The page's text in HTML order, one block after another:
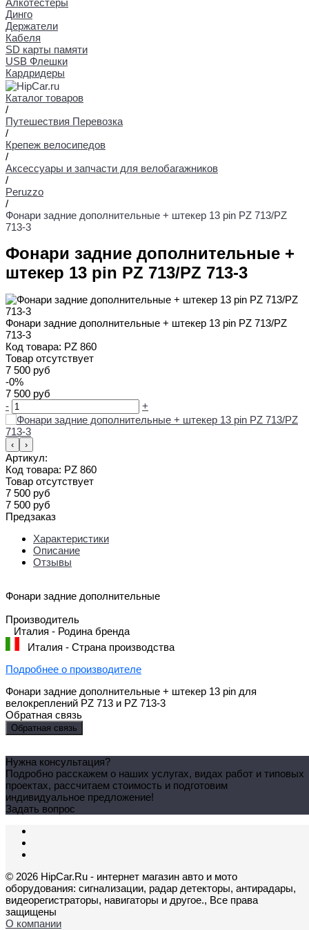
Алкотестеры
Динго
Держатели
Кабеля
SD карты памяти
USB Флешки
Кардридеры
Каталог товаров
/
Путешествия Перевозка
/
Крепеж велосипедов
/
Аксессуары и запчасти для велобагажников
/
Peruzzo
/
Фонари задние дополнительные + штекер 13 pin PZ 713/PZ
713-3
Фонари задние дополнительные +
штекер 13 pin PZ 713/PZ 713-3
Фонари задние дополнительные + штекер 13 pin PZ 713/PZ
713-3
Код товара: PZ 860
Товар отсутствует
7 500 руб
-0%
7 500 руб
-
+
‹ ›
Артикул:
Код товара: PZ 860
Товар отсутствует
7 500 руб
7 500 руб
Предзаказ
Характеристики
Описание
Отзывы
Фонари задние дополнительные
Производитель
Италия - Родина бренда
Италия - Страна производства
Подробнее о производителе
Фонари задние дополнительные + штекер 13 pin для
велокреплений PZ 713 и PZ 713-3
Обратная связь
Обратная связь
Нужна консультация?
Подробно расскажем о наших услугах, видах работ и типовых
проектах, рассчитаем стоимость и подготовим
индивидуальное предложение!
Задать вопрос
© 2026 HipCar.Ru - интернет магазин авто и мото
оборудования: сигнализации, радар детекторы, антирадары,
видеорегистраторы, навигаторы и другое., Все права
защищены
О компании